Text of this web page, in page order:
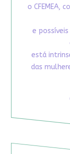
o CFEMEA,
e
está
das